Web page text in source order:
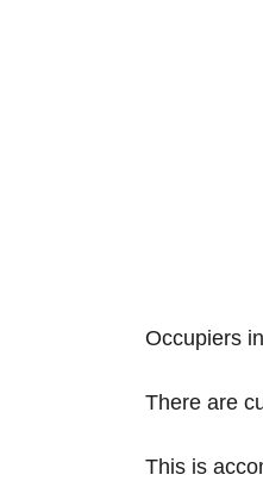
Occupiers
There are
This is